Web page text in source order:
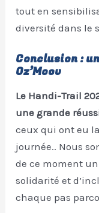
tout en
diversité dans le
Conclusion :
Oz’Moov
Le Handi-Trail
une grande
ceux qui ont eu
journée.. Nous
de ce moment
solidarité et
chaque pas